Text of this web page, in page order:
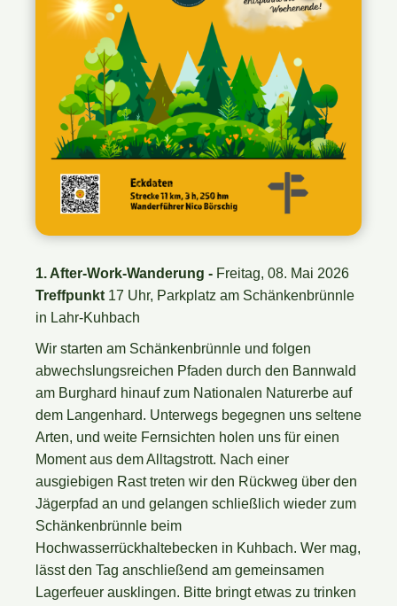
1. After-Work-Wanderung - Freitag, 08. Mai 2026
Treffpunkt 17 Uhr, Parkplatz am Schänkenbrünnle
in Lahr-Kuhbach
Wir starten am Schänkenbrünnle und folgen
abwechslungsreichen Pfaden durch den Bannwald
am Burghard hinauf zum Nationalen Naturerbe auf
dem Langenhard. Unterwegs begegnen uns seltene
Arten, und weite Fernsichten holen uns für einen
Moment aus dem Alltagstrott. Nach einer
ausgiebigen Rast treten wir den Rückweg über den
Jägerpfad an und gelangen schließlich wieder zum
Schänkenbrünnle beim
Hochwasserrückhaltebecken in Kuhbach. Wer mag,
lässt den Tag anschließend am gemeinsamen
Lagerfeuer ausklingen. Bitte bringt etwas zu trinken